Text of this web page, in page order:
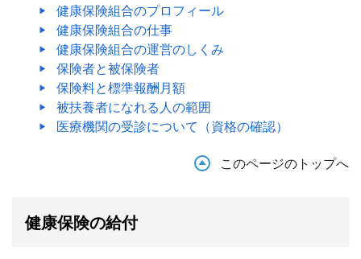
健康保険組合のプロフィール
健康保険組合の仕事
健康保険組合の運営のしくみ
保険者と被保険者
保険料と標準報酬月額
被扶養者になれる人の範囲
医療機関の受診について（資格の確認）
このページのトップへ
健康保険の給付